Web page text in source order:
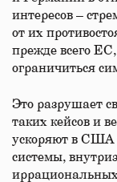
интересов –
от их
прежде всего
ограничиться
Это разрушает
таких кейсов и
ускоряют в США
системы,